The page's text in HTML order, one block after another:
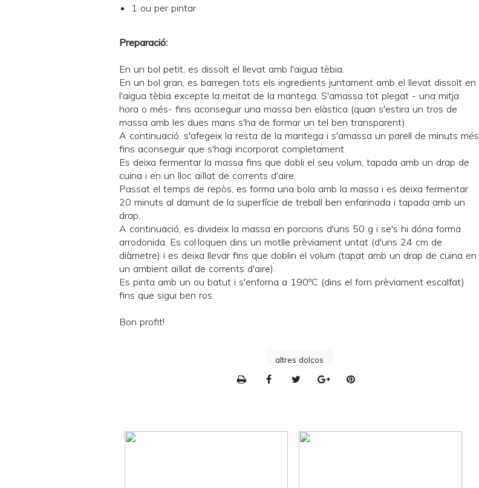
1 ou per pintar
Preparació:
En un bol petit, es dissolt el llevat amb l'aigua tèbia.
En un bol gran, es barregen tots els ingredients juntament amb el llevat dissolt en
l'aigua tèbia excepte la meitat de la mantega. S'amassa tot plegat - una mitja
hora o més- fins aconseguir una massa ben elàstica (quan s'estira un tros de
massa amb les dues mans s'ha de formar un tel ben transparent).
A continuació, s'afegeix la resta de la mantega i s'amassa un parell de minuts més
fins aconseguir que s'hagi incorporat completament.
Es deixa fermentar la massa fins que dobli el seu volum, tapada amb un drap de
cuina i en un lloc aïllat de corrents d'aire.
Passat el temps de repòs, es forma una bola amb la massa i es deixa fermentar
20 minuts al damunt de la superfície de treball ben enfarinada i tapada amb un
drap.
A continuació, es divideix la massa en porcions d'uns 50 g i se's hi dóna forma
arrodonida. Es col·loquen dins un motlle prèviament untat (d'uns 24 cm de
diàmetre) i es deixa llevar fins que doblin el volum (tapat amb un drap de cuina en
un ambient aïllat de corrents d'aire).
Es pinta amb un ou batut i s'enforna a 190ºC (dins el forn prèviament escalfat)
fins que sigui ben ros.
Bon profit!
altres dolços
n